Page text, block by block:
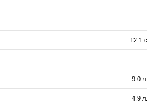
12.1 с.
9.0 л.
4.9 л.